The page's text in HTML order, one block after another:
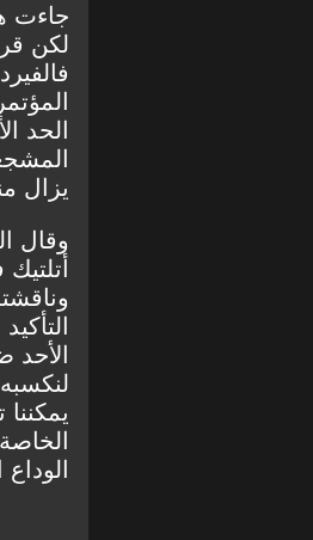
جاءت
لكن
الحد
يزال
وقال
الأحد